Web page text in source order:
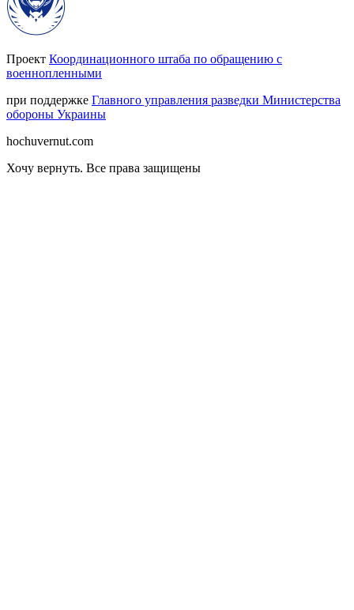
Проект Координационного штаба по обращению с
военнопленными
при поддержке Главного управления разведки Министерства
обороны Украины
hochuvernut.com
Хочу вернуть. Все права защищены